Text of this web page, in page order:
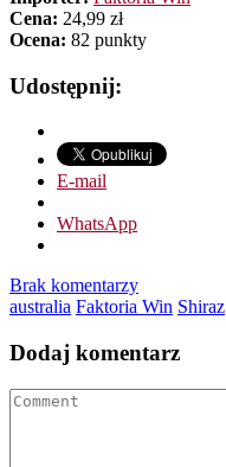
Cena: 24,99 zł
Ocena: 82 punkty
Udostępnij:
E-mail
WhatsApp
Brak komentarzy
australia Faktoria Win Shiraz
Dodaj komentarz